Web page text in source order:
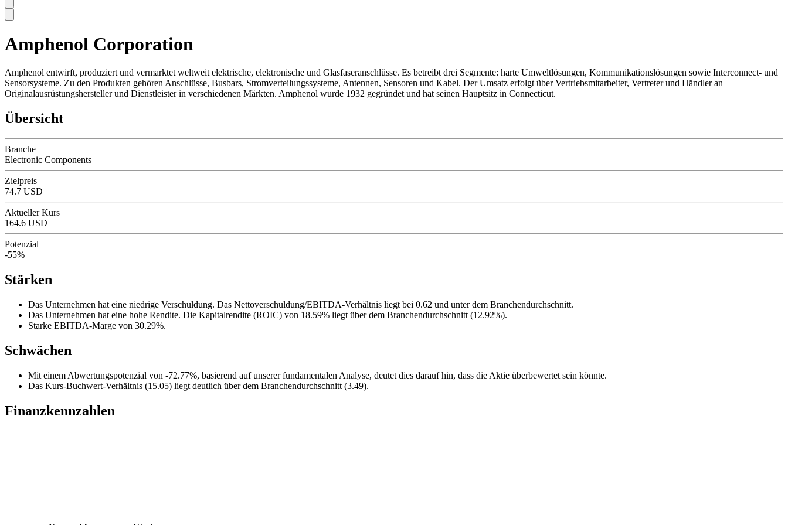
SC
Amphenol Corporation
Amphenol entwirft, produziert und vermarktet weltweit elektrische, elektronische und Glasfaseranschlüsse. Es betreibt drei Segmente: harte Umweltlösungen, Kommunikationslösungen sowie Interconnect- und
Sensorsysteme. Zu den Produkten gehören Anschlüsse, Busbars, Stromverteilungssysteme, Antennen, Sensoren und Kabel. Der Umsatz erfolgt über Vertriebsmitarbeiter, Vertreter und Händler an
Originalausrüstungshersteller und Dienstleister in verschiedenen Märkten. Amphenol wurde 1932 gegründet und hat seinen Hauptsitz in Connecticut.
Übersicht
Branche
Electronic Components
Zielpreis
74.7 USD
Aktueller Kurs
164.6 USD
Potenzial
-55%
Stärken
Das Unternehmen hat eine niedrige Verschuldung. Das Nettoverschuldung/EBITDA-Verhältnis liegt bei 0.62 und unter dem Branchendurchschnitt.
Das Unternehmen hat eine hohe Rendite. Die Kapitalrendite (ROIC) von 18.59% liegt über dem Branchendurchschnitt (12.92%).
Starke EBITDA-Marge von 30.29%.
Schwächen
Mit einem Abwertungspotenzial von -72.77%, basierend auf unserer fundamentalen Analyse, deutet dies darauf hin, dass die Aktie überbewertet sein könnte.
Das Kurs-Buchwert-Verhältnis (15.05) liegt deutlich über dem Branchendurchschnitt (3.49).
Finanzkennzahlen